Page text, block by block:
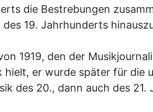
die Bestrebungen
19. Jahrhunderts
1919, den der
er wurde später für die
des 20., dann auch des